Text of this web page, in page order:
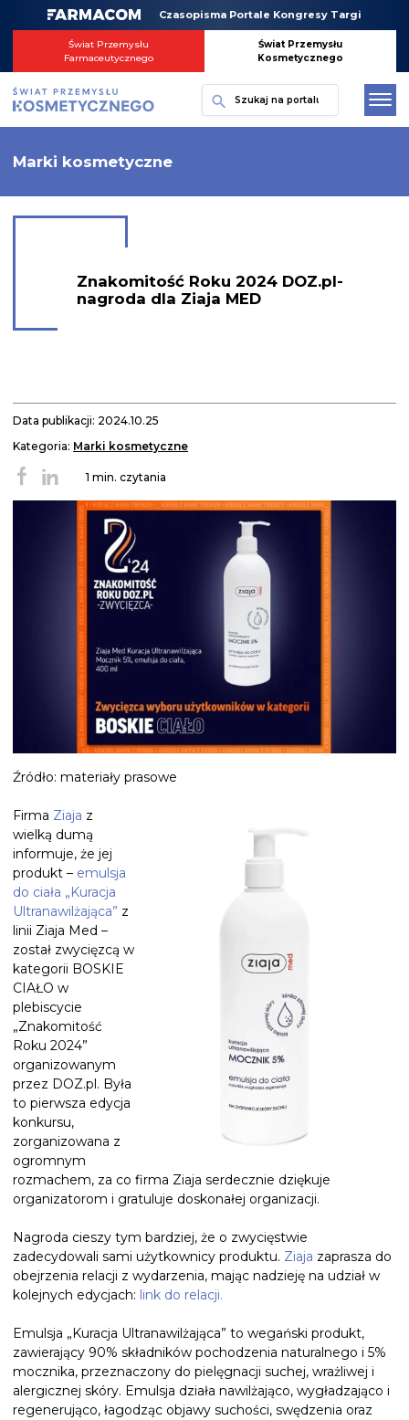
Czasopisma Portale Kongresy Targi
Świat Przemysłu
Farmaceutycznego
Świat Przemysłu
Kosmetycznego
Szukaj
Marki kosmetyczne
Znakomitość Roku 2024 DOZ.pl-
nagroda dla Ziaja MED
Data publikacji: 2024.10.25
Kategoria: Marki kosmetyczne
1 min. czytania
Źródło: materiały prasowe
Firma Ziaja z
wielką dumą
informuje, że jej
produkt – emulsja
do ciała „Kuracja
Ultranawilżająca” z
linii Ziaja Med –
został zwycięzcą w
kategorii BOSKIE
CIAŁO w
plebiscycie
„Znakomitość
Roku 2024”
organizowanym
przez DOZ.pl. Była
to pierwsza edycja
konkursu,
zorganizowana z
ogromnym
rozmachem, za co firma Ziaja serdecznie dziękuje
organizatorom i gratuluje doskonałej organizacji.
Nagroda cieszy tym bardziej, że o zwycięstwie
zadecydowali sami użytkownicy produktu. Ziaja zaprasza do
obejrzenia relacji z wydarzenia, mając nadzieję na udział w
kolejnych edycjach: ink do relacji.
Emulsja „Kuracja Ultranawilżająca” to wegański produkt,
zawierający 90% składników pochodzenia naturalnego i 5%
mocznika, przeznaczony do pielęgnacji suchej, wrażliwej i
alergicznej skóry. Emulsja działa nawilżająco, wygładzająco i
regenerująco, łagodząc objawy suchości, swędzenia oraz